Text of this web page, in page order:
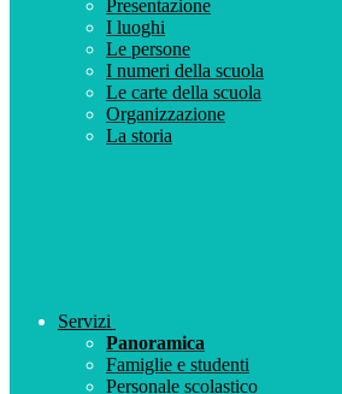
Presentazione
I luoghi
Le persone
I numeri della scuola
Le carte della scuola
Organizzazione
La storia
Servizi
Panoramica
Famiglie e studenti
Personale scolastico